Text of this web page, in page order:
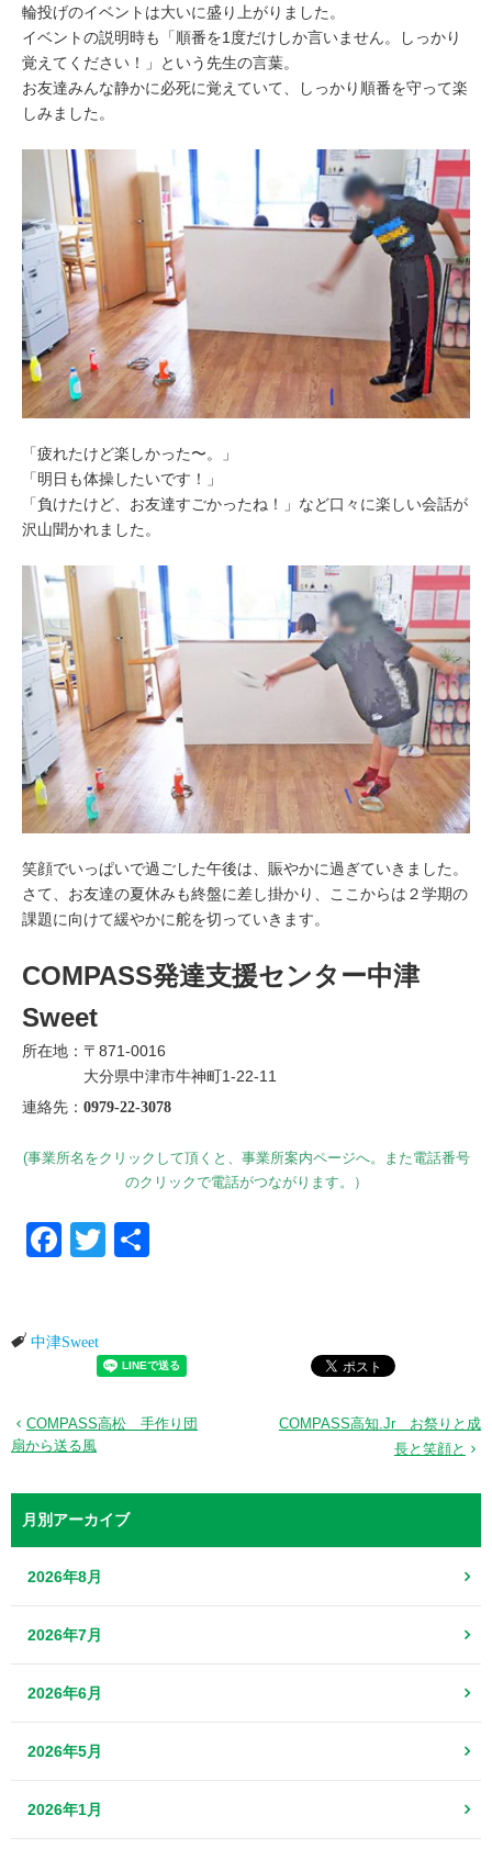
輪投げのイベントは大いに盛り上がりました。
イベントの説明時も「順番を1度だけしか言いません。しっかり
覚えてください！」という先生の言葉。
お友達みんな静かに必死に覚えていて、しっかり順番を守って楽
しみました。
「疲れたけど楽しかった〜。」
「明日も体操したいです！」
「負けたけど、お友達すごかったね！」など口々に楽しい会話が
沢山聞かれました。
笑顔でいっぱいで過ごした午後は、賑やかに過ぎていきました。
さて、お友達の夏休みも終盤に差し掛かり、ここからは２学期の
課題に向けて緩やかに舵を切っていきます。
COMPASS発達支援センター中津
Sweet
所在地：〒871-0016
大分県中津市牛神町1-22-11
連絡先： 0979-22-3078
(事業所名をクリックして頂くと、事業所案内ページへ。また電話番号
のクリックで電話がつながります。）
FacebookTwitter
中津Sweet
COMPASS高松 手作り団
扇から送る風
COMPASS高知.Jr お祭りと成
長と笑顔と
月別アーカイブ
2026年8月
2026年7月
2026年6月
2026年5月
2026年1月